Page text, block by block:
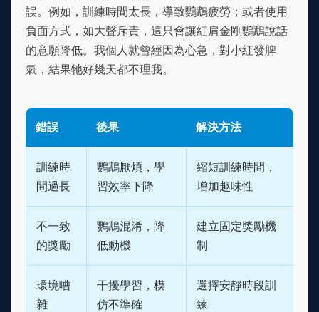
誤。例如，訓練時間太長，導致鸚鵡疲勞；或者使用
負面方式，如大聲斥責，這只會讓紅肩金剛鸚鵡說話
的意願降低。我個人就曾經因為心急，對小紅發脾
氣，結果牠好幾天都不理我。
錯誤 後果 解決方法
訓練時
間過長
鸚鵡厭煩，學
習效率下降
縮短訓練時間，
增加趣味性
不一致
的獎勵
鸚鵡混淆，降
低動機
建立固定獎勵機
制
環境嘈
雜
干擾學習，模
仿不準確
選擇安靜時段訓
練